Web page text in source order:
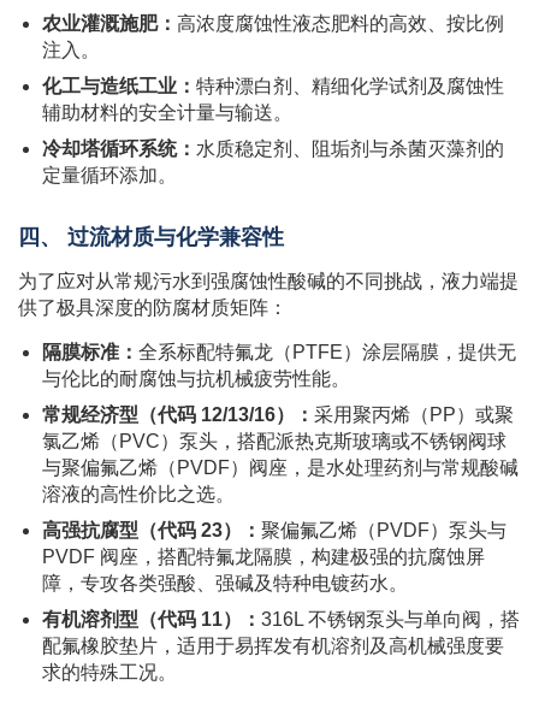
农业灌溉施肥： 高浓度腐蚀性液态肥料的高效、按比例
注入。
化工与造纸工业： 特种漂白剂、精细化学试剂及腐蚀性
辅助材料的安全计量与输送。
冷却塔循环系统： 水质稳定剂、阻垢剂与杀菌灭藻剂的
定量循环添加。
四、 过流材质与化学兼容性
为了应对从常规污水到强腐蚀性酸碱的不同挑战，液力端提
供了极具深度的防腐材质矩阵：
隔膜标准： 全系标配特氟龙（PTFE）涂层隔膜，提供无
与伦比的耐腐蚀与抗机械疲劳性能。
常规经济型（代码 12/13/16）： 采用聚丙烯（PP）或聚
氯乙烯（PVC）泵头，搭配派热克斯玻璃或不锈钢阀球
与聚偏氟乙烯（PVDF）阀座，是水处理药剂与常规酸碱
溶液的高性价比之选。
高强抗腐型（代码 23）： 聚偏氟乙烯（PVDF）泵头与
PVDF 阀座，搭配特氟龙隔膜，构建极强的抗腐蚀屏
障，专攻各类强酸、强碱及特种电镀药水。
有机溶剂型（代码 11）： 316L 不锈钢泵头与单向阀，搭
配氟橡胶垫片，适用于易挥发有机溶剂及高机械强度要
求的特殊工况。